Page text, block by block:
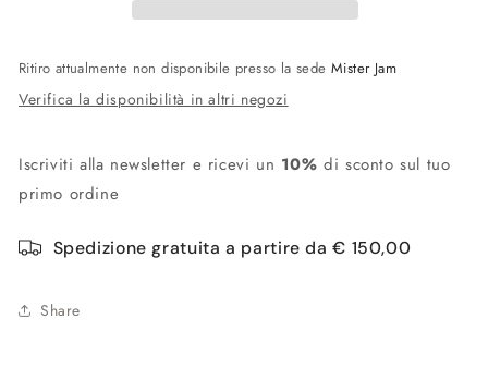
Ritiro attualmente non disponibile presso la sede Mister Jam
Verifica la disponibilità in altri negozi
Iscriviti alla newsletter e ricevi un 10%di sconto sul tuo
primo ordine
Spedizione gratuita a partire da € 150,00
Share